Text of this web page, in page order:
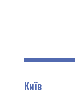
Київ